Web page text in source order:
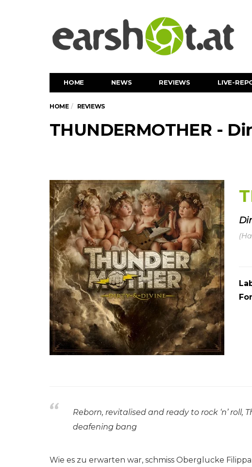
HOME NEWS REVIEWS LIVE-
HOME REVIEWS
THUNDERMOTHER -
Reborn, revitalised and ready to rock ‘n’
deafening bang
Wie es zu erwarten war, schmiss Oberglucke